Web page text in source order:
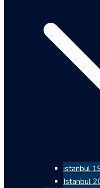
istanbul
Istanbul